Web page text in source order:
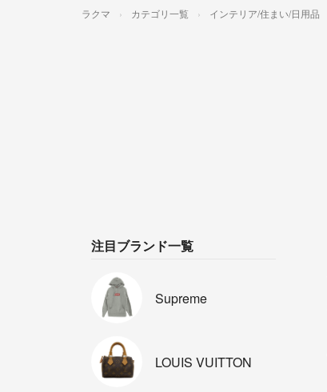
ラクマ カテゴリ一覧 インテリア/住まい/日用品
注目ブランド一覧
Supreme
LOUIS VUITTON